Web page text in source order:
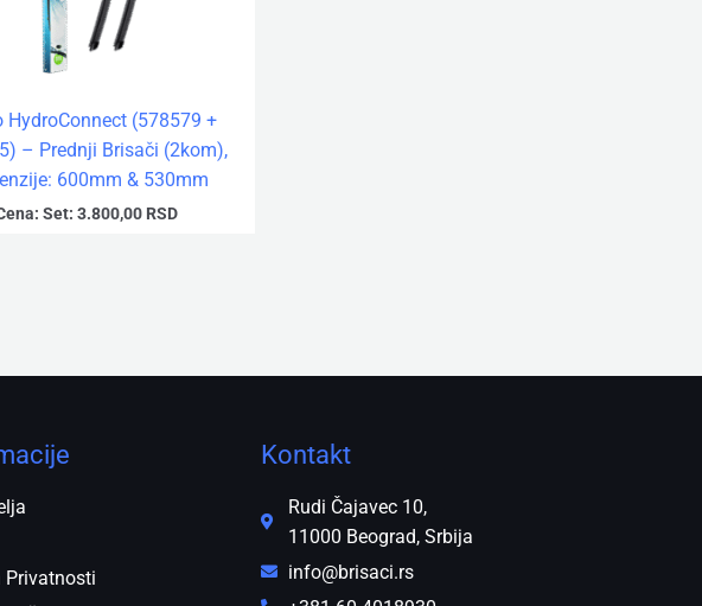
HydroConnect (578579 +
– Prednji Brisači (2kom),
600mm & 530mm
Set: 3.800,00 RSD
Privatnosti
Kontakt
Rudi Čajavec 10,
11000 Beograd, Srbija
info@brisaci.rs